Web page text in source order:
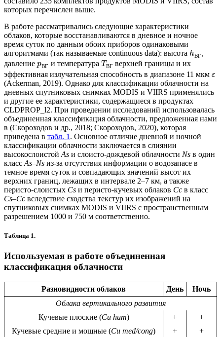
которых перечислен выше.
В работе рассматривались следующие характеристики
облаков, которые восстанавливаются в дневное и ночное
время суток по данным обоих приборов одинаковыми
алгоритмами (так называемые continuous data): высота hВГ ,
давление pВГ и температура TВГ верхней границы и их
эффективная излучательная способность в диапазоне 11 мкм ε
(Ackerman, 2019). Однако для классификации облачности на
дневных спутниковых снимках MODIS и VIIRS применялись
и другие ее характеристики, содержащиеся в продуктах
CLDPROP_l2. При проведении исследований использовалась
объединенная классификация облачности, предложенная нами
в (Скороходов и др., 2018; Скороходов, 2020), которая
приведена в табл. 1 . Основное отличие дневной и ночной
классификации облачности заключается в слиянии
высокослоистой As и слоисто-дождевой облачности Ns в один
класс As–Ns из-за отсутствия информации о водозапасе в
темное время суток и совпадающих значений высот их
верхних границ, лежащих в интервале 2–7 км, а также
перисто-слоистых Сs и перисто-кучевых облаков Сс в класс
Cs–Cc вследствие сходства текстур их изображений на
спутниковых снимках MODIS и VIIRS с пространственным
разрешением 1000 и 750 м соответственно.
Таблица 1.
Используемая в работе объединенная
классификация облачности
Разновидности облаков День
Ночь
Облака вертикального развития
Кучевые плоские (Cu hum) +
+
Кучевые средние и мощные (Cu med/cong) +
+